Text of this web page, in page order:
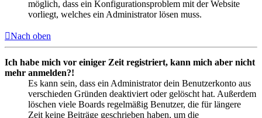
möglich, dass ein Konfigurationsproblem mit der Website
vorliegt, welches ein Administrator lösen muss.
Nach oben
Ich habe mich vor einiger Zeit registriert, kann mich aber nicht
mehr anmelden?!
Es kann sein, dass ein Administrator dein Benutzerkonto aus
verschieden Gründen deaktiviert oder gelöscht hat. Außerdem
löschen viele Boards regelmäßig Benutzer, die für längere
Zeit keine Beiträge geschrieben haben, um die